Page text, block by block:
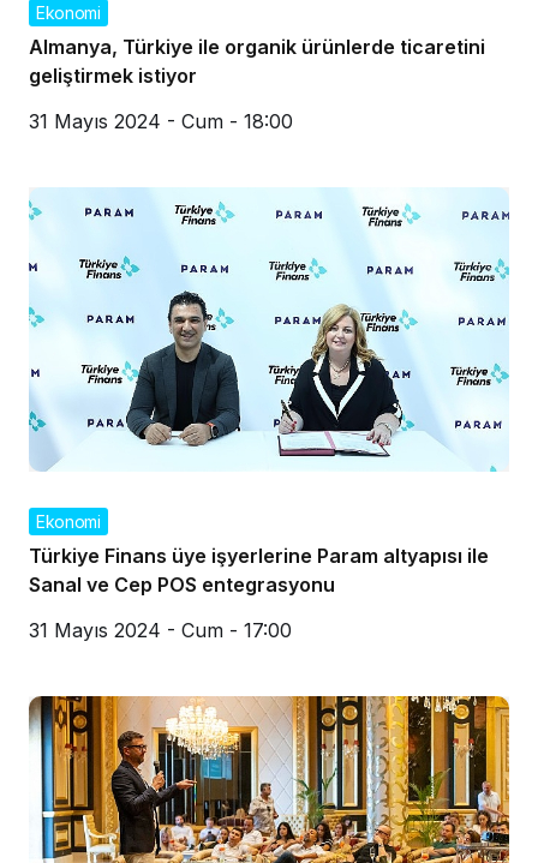
Ekonomi
Almanya, Türkiye ile organik ürünlerde ticaretini
geliştirmek istiyor
31 Mayıs 2024 - Cum - 18:00
Ekonomi
Türkiye Finans üye işyerlerine Param altyapısı ile
Sanal ve Cep POS entegrasyonu
31 Mayıs 2024 - Cum - 17:00